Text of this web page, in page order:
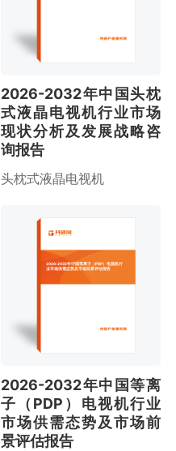
2026-2032年中国头枕
式液晶电视机行业市场
现状分析及发展战略咨
询报告
头枕式液晶电视机
2026-2032年中国等离子（PDP）电视机行
业市场供需态势及市场前景评估报告
2026-2032年中国等离
子（PDP）电视机行业
市场供需态势及市场前
景评估报告